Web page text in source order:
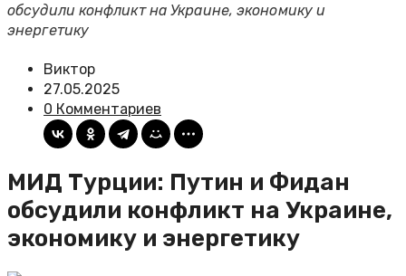
обсудили конфликт на Украине, экономику и
энергетику
Виктор
27.05.2025
0 Комментариев
МИД Турции: Путин и Фидан
обсудили конфликт на Украине,
экономику и энергетику